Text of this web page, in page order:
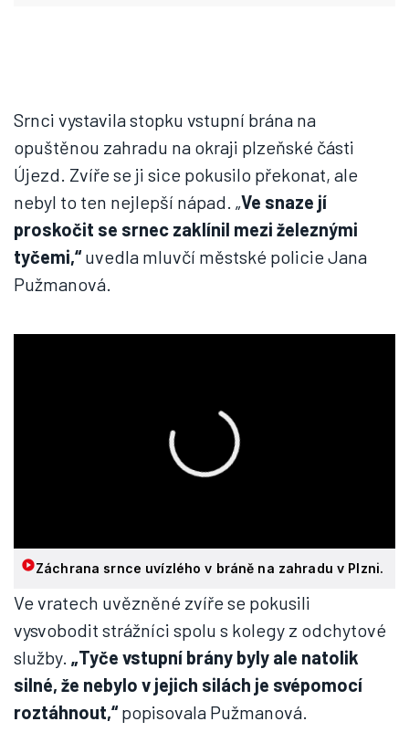
Srnci vystavila stopku vstupní brána na
opuštěnou zahradu na okraji plzeňské části
Újezd. Zvíře se ji sice pokusilo překonat, ale
nebyl to ten nejlepší nápad. „Ve snaze jí
proskočit se srnec zaklínil mezi železnými
tyčemi,“uvedla mluvčí městské policie Jana
Pužmanová.
Záchrana srnce uvízlého v bráně na zahradu v Plzni.
Ve vratech uvězněné zvíře se pokusili
vysvobodit strážníci spolu s kolegy z odchytové
služby. „Tyče vstupní brány byly ale natolik
silné, že nebylo v jejich silách je svépomocí
roztáhnout,“popisovala Pužmanová.